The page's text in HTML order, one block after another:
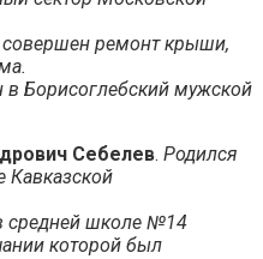
совершен ремонт крыши,
в Борисоглебский мужской
Себелев. Родился
Кавказской
средней школе №14
которой был